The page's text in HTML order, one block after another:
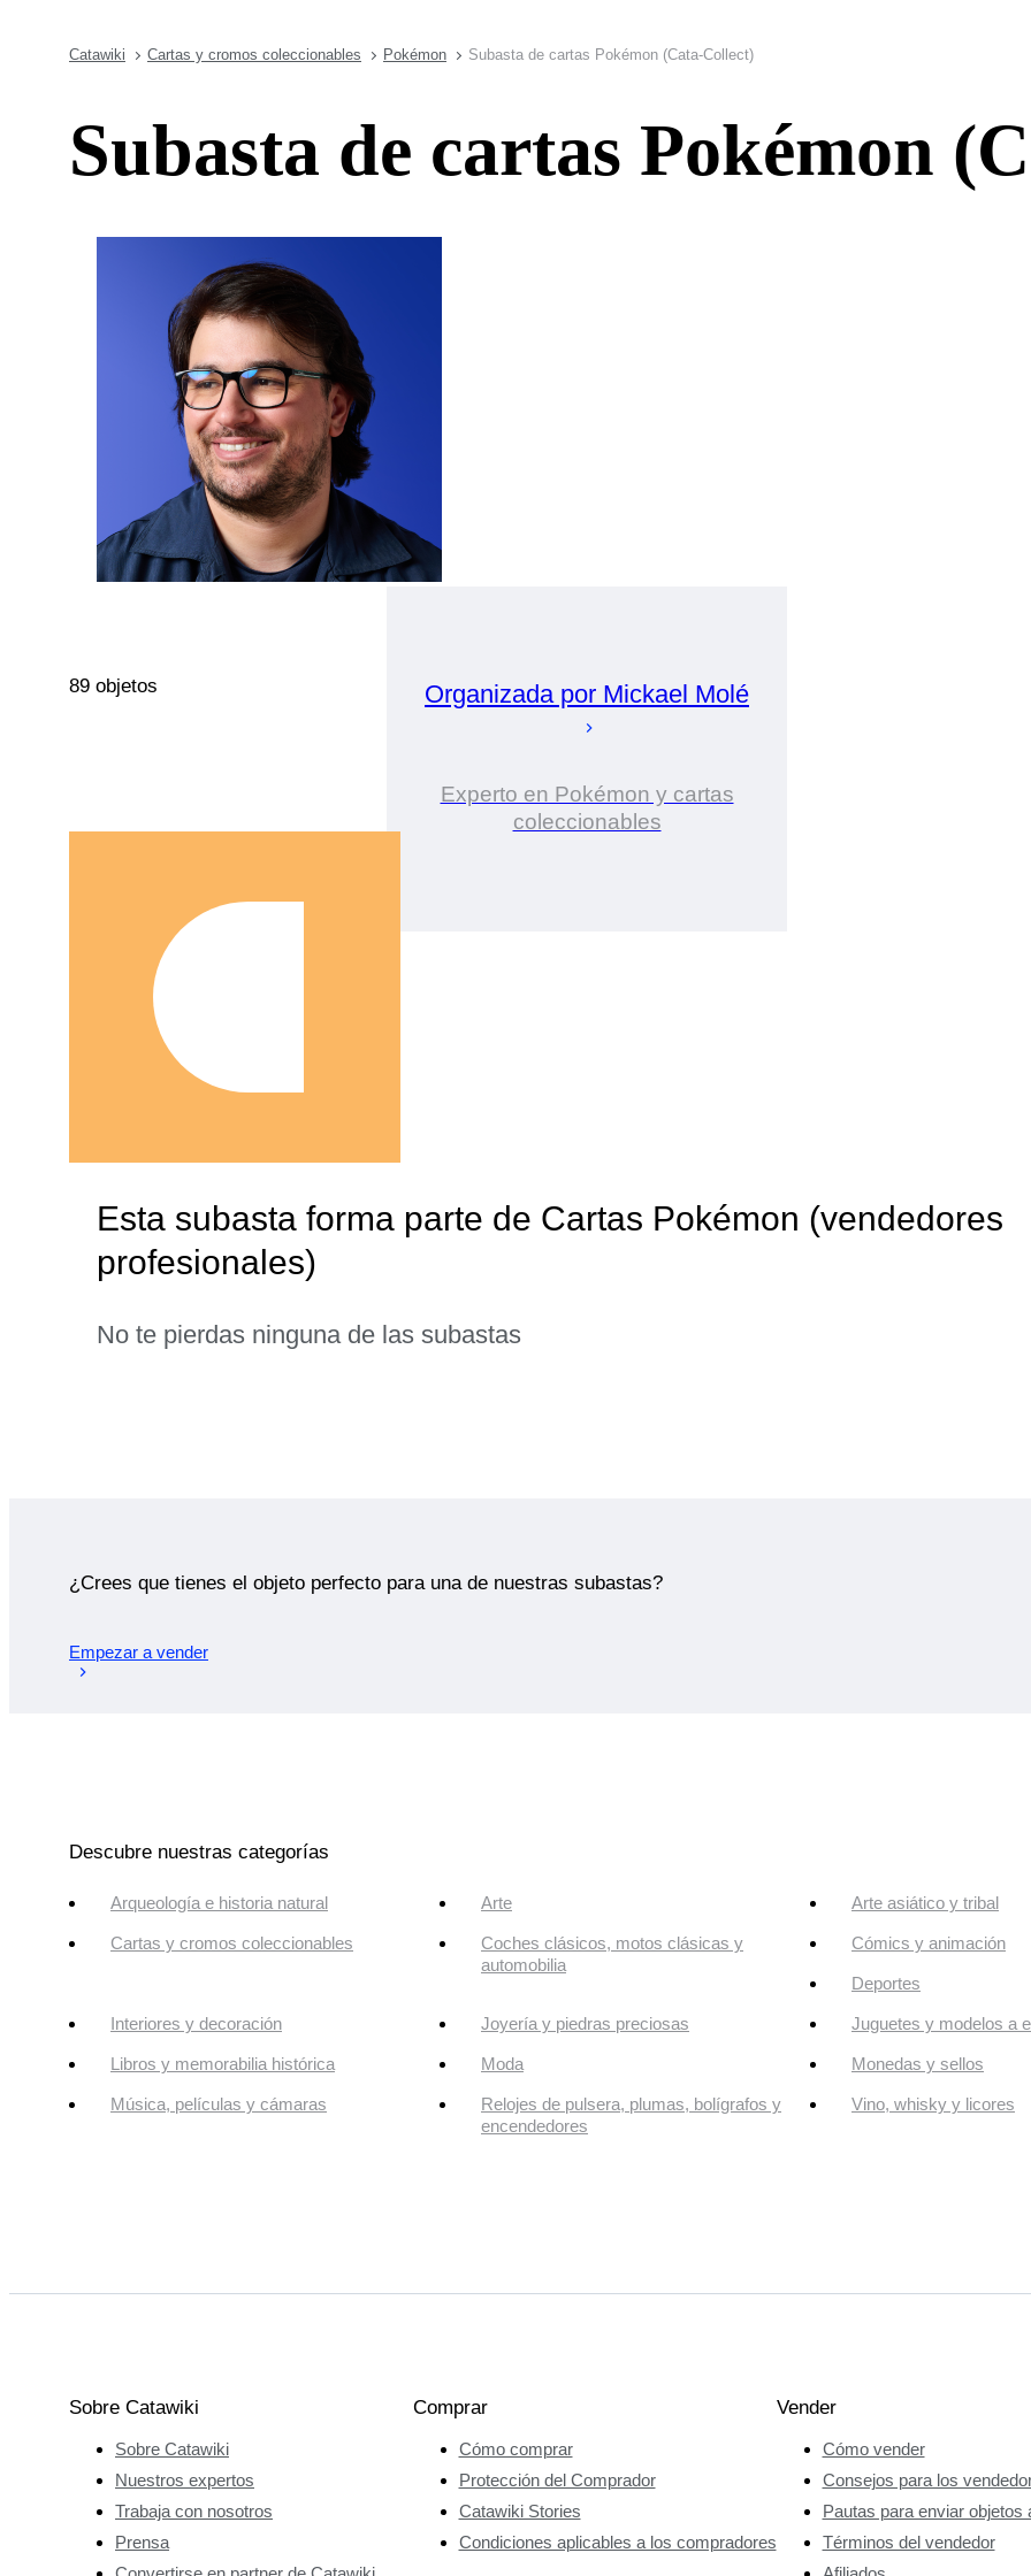
Catawiki Cartas y cromos coleccionables Pokémon Subasta de cartas Pokémon (Cata-Collect)
Subasta de cartas Pokémon
Organizada por Mickael Molé
Experto en Pokémon y cartas
coleccionables
89 objetos
Esta subasta forma parte de Cartas Pokémon (vendedores
profesionales)
No te pierdas ninguna de las subastas
¿Crees que tienes el objeto perfecto para una de nuestras subastas?
Empezar a vender
Descubre nuestras categorías
Arqueología e historia natural Arte Arte asiático y tribal
Cartas y cromos coleccionables
Coches clásicos, motos clásicas y
automobilia
Cómics y animación
Deportes
Interiores y decoración Joyería y piedras preciosas Juguetes y modelos a
Libros y memorabilia histórica Moda Monedas y sellos
Música, películas y cámaras
Relojes de pulsera, plumas, bolígrafos y
encendedores
Vino, whisky y licores
Sobre Catawiki
Sobre Catawiki
Nuestros expertos
Trabaja con nosotros
Prensa
Comprar
Cómo comprar
Protección del Comprador
Catawiki Stories
Condiciones aplicables a los compradores
Vender
Cómo vender
Consejos para los
Pautas para enviar objetos
Términos del vendedor